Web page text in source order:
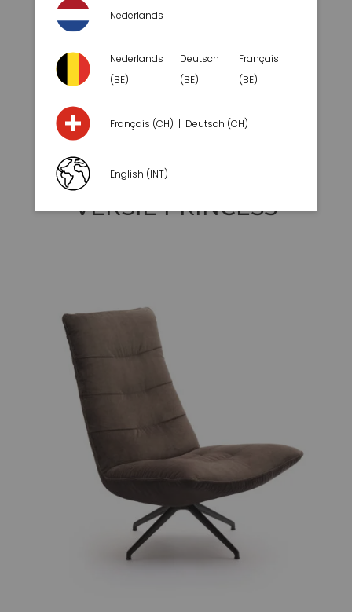
VERSIEPRINCESS
Nederlands
Nederlands
(BE)
Deutsch
(BE)
Français
(BE)
Français (CH) Deutsch (CH)
English (INT)